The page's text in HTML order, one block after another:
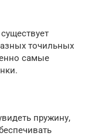
существует
точильных
самые
пружину,